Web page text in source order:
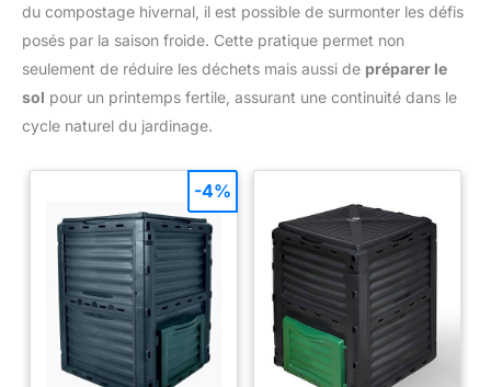
du compostage hivernal, il est possible de surmonter les défis
posés par la saison froide. Cette pratique permet non
seulement de réduire les déchets mais aussi de préparer le
sol pour un printemps fertile, assurant une continuité dans le
cycle naturel du jardinage.
-4%